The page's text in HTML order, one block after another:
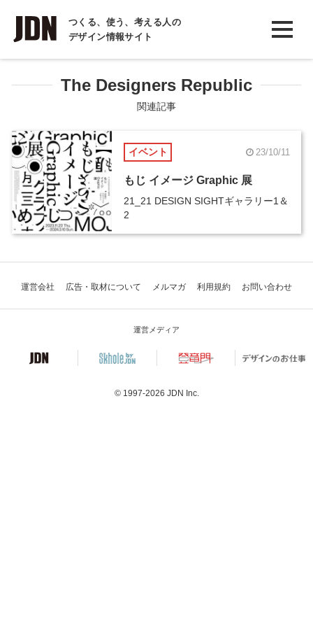
つくる、使う、考える人の
デザイン情報サイト
INTERVIEW
インタビュー
REPORT
COLUMN
コラム
The Designers Republic
関連記事
イベント 23/10/11
もじ イメージ Graphic 展
21_21 DESIGN SIGHTギャラリー1＆
2
運営会社 広告・取材について メルマガ 利用規約 お問い合わせ
運営メディア
© 1997-2026 JDN Inc.